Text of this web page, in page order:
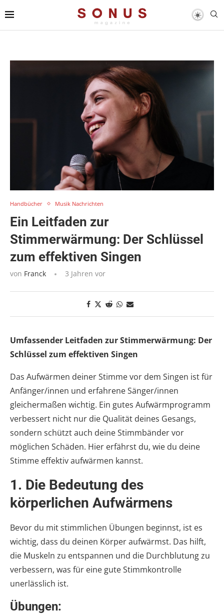
Handbücher Musik Nachrichten
Ein Leitfaden zur
Stimmerwärmung: Der Schlüssel
zum effektiven Singen
von Franck 3 Jahren vor
Umfassender Leitfaden zur Stimmerwärmung: Der
Schlüssel zum effektiven Singen
Das Aufwärmen deiner Stimme vor dem Singen ist für
Anfänger/innen und erfahrene Sänger/innen
gleichermaßen wichtig. Ein gutes Aufwärmprogramm
verbessert nicht nur die Qualität deines Gesangs,
sondern schützt auch deine Stimmbänder vor
möglichen Schäden. Hier erfährst du, wie du deine
Stimme effektiv aufwärmen kannst.
1. Die Bedeutung des
körperlichen Aufwärmens
Bevor du mit stimmlichen Übungen beginnst, ist es
wichtig, dass du deinen Körper aufwärmst. Das hilft,
die Muskeln zu entspannen und die Durchblutung zu
verbessern, was für eine gute Stimmkontrolle
unerlässlich ist.
Übungen: